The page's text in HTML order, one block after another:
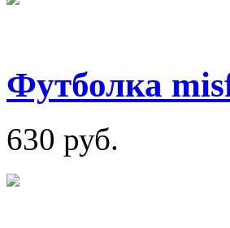
Футболка
630 руб.